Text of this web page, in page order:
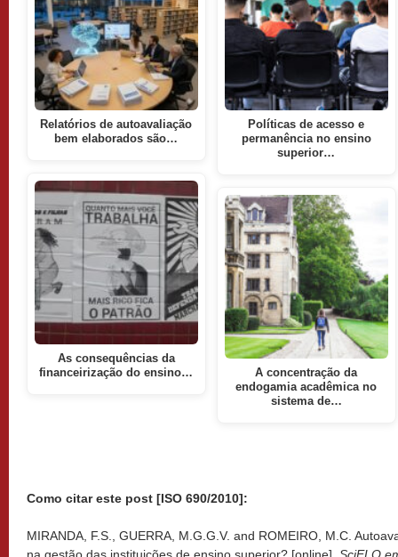
Relatórios de autoavaliação
bem elaborados são…
As consequências da
financeirização do ensino…
Políticas de acesso e
permanência no ensino
superior…
A concentração da
endogamia acadêmica no
sistema de…
Como citar este post [ISO 690/2010]:
MIRANDA, F.S., GUERRA, M.G.G.V. and ROMEIRO, M.C.